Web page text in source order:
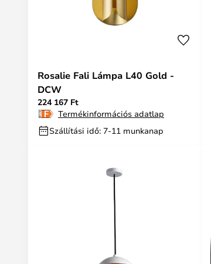
Rosalie Fali Lámpa L40 Gold -
DCW
224 167 Ft
Termékinformációs adatlap
Szállítási idő: 7-11 munkanap